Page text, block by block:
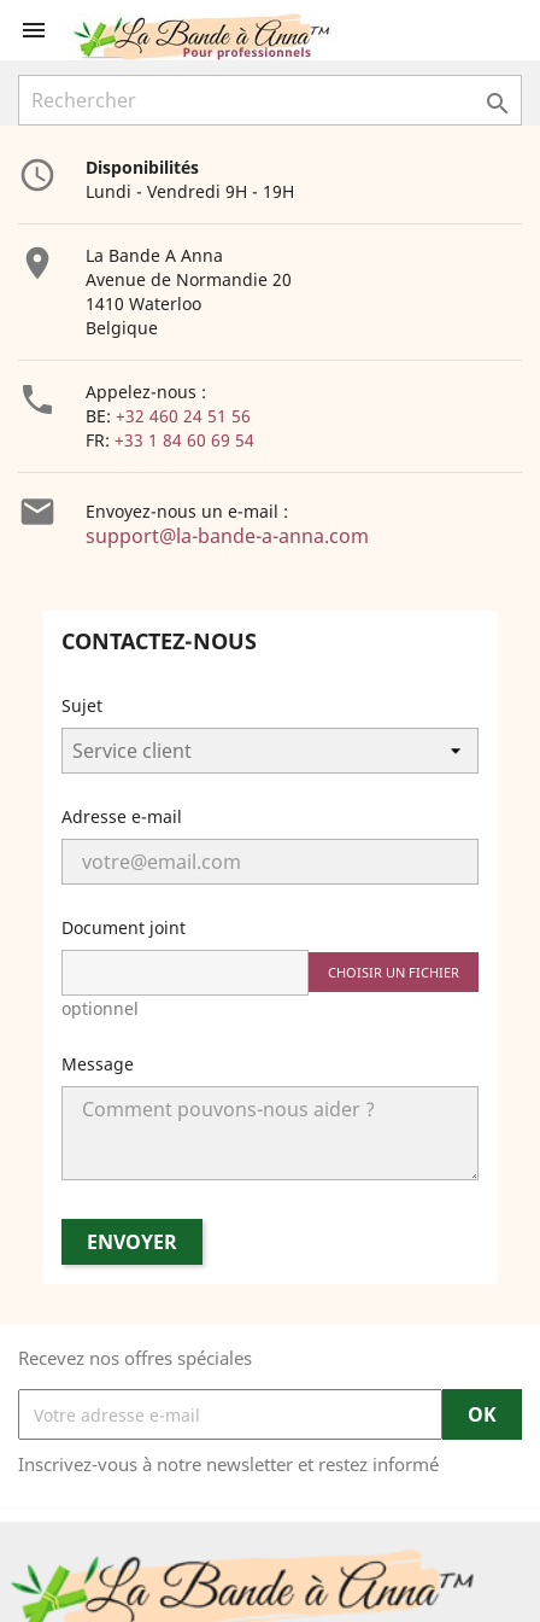


access_time
Disponibilités
Lundi - Vendredi 9H - 19H

La Bande A Anna
Avenue de Normandie 20
1410 Waterloo
Belgique

Appelez-nous :
BE: +32 460 24 51 56
FR: +33 1 84 60 69 54
 Envoyez-nous un e-mail :
support@la-bande-a-anna.com
CONTACTEZ-NOUS
Sujet
Adresse e-mail
Document joint
CHOISIR UN FICHIER
optionnel
Message
Recevez nos offres spéciales
Inscrivez-vous à notre newsletter et restez informé